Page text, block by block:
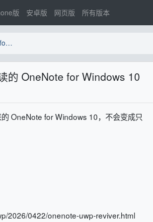
版 安卓版 网页版 所有版本
用 OneNote UWP Reviver 安装出不会变成只读的 OneNote for Windows 10
的 OneNote for Windows 10
OneNote for Windows 10，不会变成只
2026/0422/onenote-uwp-reviver.html